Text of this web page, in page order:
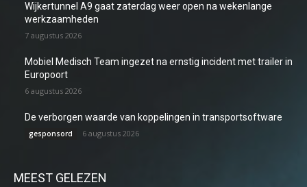
Wijkertunnel A9 gaat zaterdag weer open na wekenlange
werkzaamheden
7 augustus 2026
Mobiel Medisch Team ingezet na ernstig incident met trailer in
Europoort
6 augustus 2026
De verborgen waarde van koppelingen in transportsoftware
gesponsord 6 augustus 2026
MEEST GELEZEN